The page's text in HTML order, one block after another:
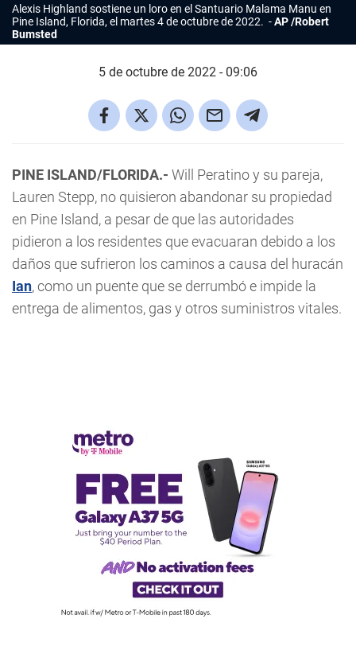
Alexis Highland sostiene un loro en el Santuario Malama Manu en
Pine Island, Florida, el martes 4 de octubre de 2022.
AP /Robert
Bumsted
5 de octubre de 2022 - 09:06
PINE ISLAND/FLORIDA.- Will Peratino y su pareja,
Lauren Stepp, no quisieron abandonar su propiedad
en Pine Island, a pesar de que las autoridades
pidieron a los residentes que evacuaran debido a los
daños que sufrieron los caminos a causa del huracán
Ian, como un puente que se derrumbó e impide la
entrega de alimentos, gas y otros suministros vitales.